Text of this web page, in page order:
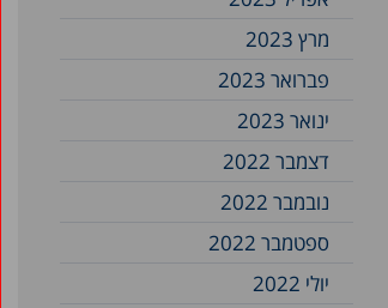
מרץ 2023
פברואר 2023
ינואר 2023
דצמבר 2022
נובמבר 2022
ספטמבר 2022
יולי 2022